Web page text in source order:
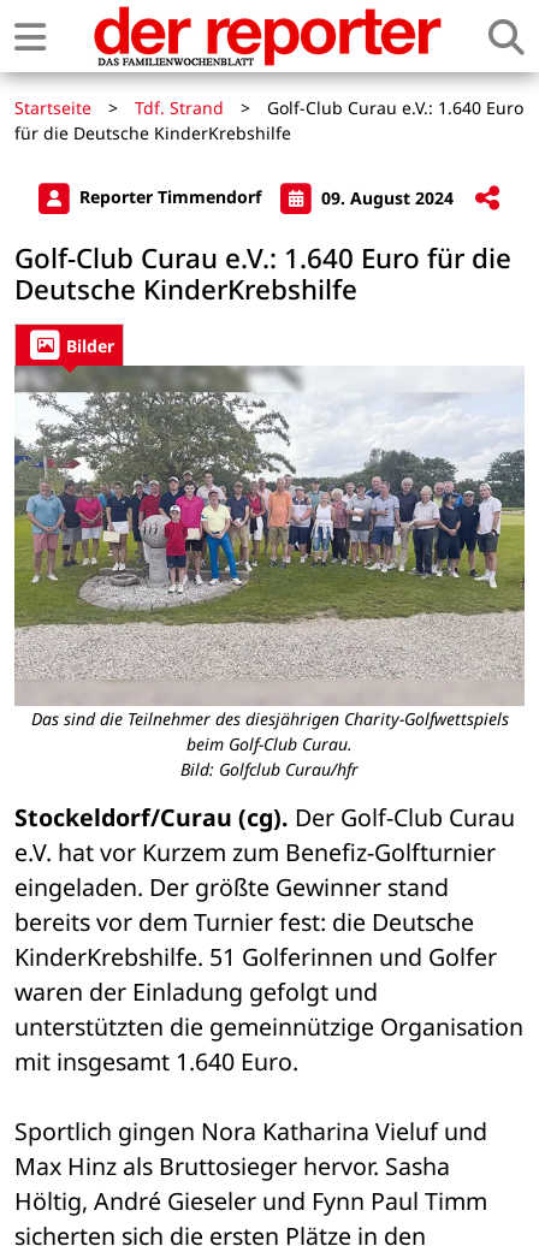
Startseite > Tdf. Strand >
Golf-Club Curau e.V.: 1.640 Euro
für die Deutsche KinderKrebshilfe
Reporter Timmendorf 09. August 2024
Golf-Club Curau e.V.: 1.640 Euro für die
Deutsche KinderKrebshilfe
Bilder
Das sind die Teilnehmer des diesjährigen Charity-Golfwettspiels
beim Golf-Club Curau.
Bild: Golfclub Curau/hfr
Stockeldorf/Curau (cg). Der Golf-Club Curau
e.V. hat vor Kurzem zum Benefiz-Golfturnier
eingeladen. Der größte Gewinner stand
bereits vor dem Turnier fest: die Deutsche
KinderKrebshilfe. 51 Golferinnen und Golfer
waren der Einladung gefolgt und
unterstützten die gemeinnützige Organisation
mit insgesamt 1.640 Euro.
Sportlich gingen Nora Katharina Vieluf und
Max Hinz als Bruttosieger hervor. Sasha
Höltig, André Gieseler und Fynn Paul Timm
sicherten sich die ersten Plätze in den